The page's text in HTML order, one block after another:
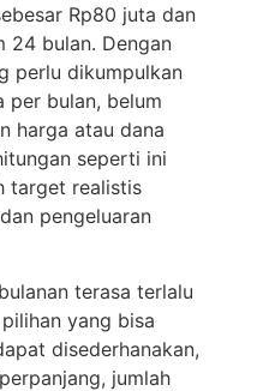
Rp80 juta dan
24 bulan. Dengan
perlu dikumpulkan
per bulan, belum
harga atau dana
seperti ini
target realistis
pengeluaran
terasa terlalu
yang bisa
disederhanakan,
jumlah